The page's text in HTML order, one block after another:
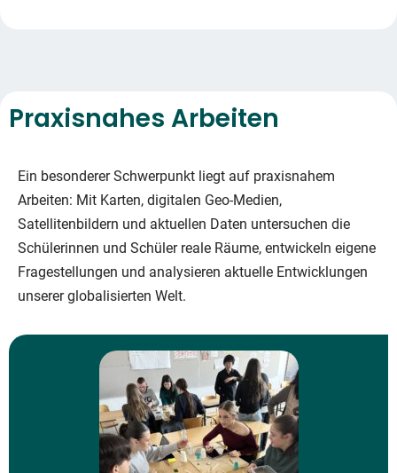
Praxisnahes Arbeiten
Ein besonderer Schwerpunkt liegt auf praxisnahem
Arbeiten: Mit Karten, digitalen Geo-Medien,
Satellitenbildern und aktuellen Daten untersuchen die
Schülerinnen und Schüler reale Räume, entwickeln eigene
Fragestellungen und analysieren aktuelle Entwicklungen
unserer globalisierten Welt.